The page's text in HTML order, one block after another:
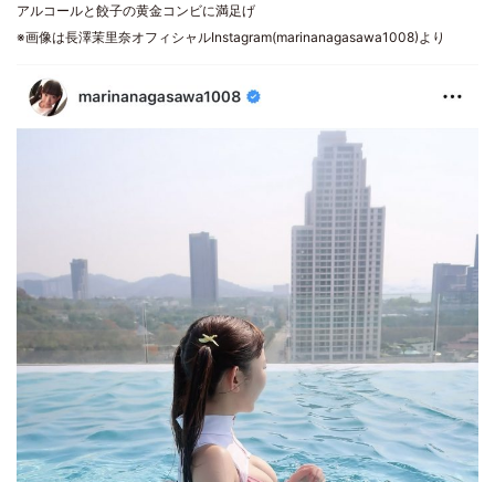
アルコールと餃子の黄金コンビに満足げ
※画像は長澤茉里奈オフィシャルInstagram(marinanagasawa1008)より